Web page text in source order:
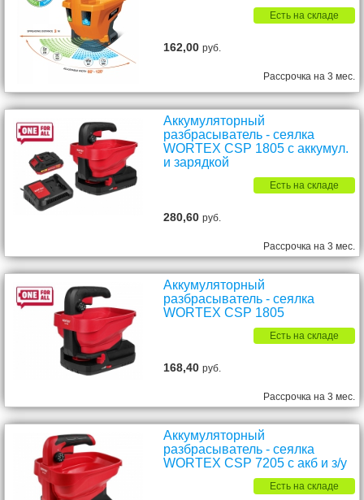
Есть на складе
162,00руб.
Рассрочка на 3 мес.
Аккумуляторный
разбрасыватель - сеялка
WORTEX CSP 1805 с аккумул.
и зарядкой
Есть на складе
280,60руб.
Рассрочка на 3 мес.
Аккумуляторный
разбрасыватель - сеялка
WORTEX CSP 1805
Есть на складе
168,40руб.
Рассрочка на 3 мес.
Аккумуляторный
разбрасыватель - сеялка
WORTEX CSP 7205 с акб и з/у
Есть на складе